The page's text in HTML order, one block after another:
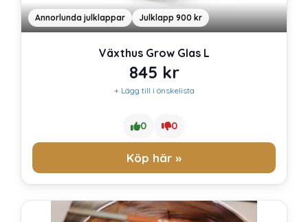
Annorlunda julklappar Julklapp 900 kr
Växthus Grow Glas L
845 kr
+ Lägg till i önskelista
0 0
Köp här »